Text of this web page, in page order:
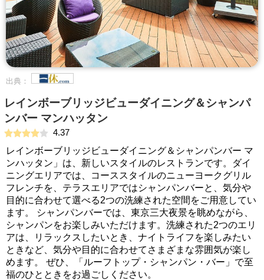
出典：
レインボーブリッジビューダイニング＆シャンパ
ンバー マンハッタン
4.37
レインボーブリッジビューダイニング＆シャンパンバー マ
ンハッタン」は、新しいスタイルのレストランです。ダイ
ニングエリアでは、コーススタイルのニューヨークグリル
フレンチを、テラスエリアではシャンパンバーと、気分や
目的に合わせて選べる2つの洗練された空間をご用意してい
ます。 シャンパンバーでは、東京三大夜景を眺めながら、
シャンパンをお楽しみいただけます。洗練された2つのエリ
アは、リラックスしたいとき、ナイトライフを楽しみたい
ときなど、気分や目的に合わせてさまざまな雰囲気が楽し
めます。 ぜひ、「ルーフトップ・シャンパン・バー」で至
福のひとときをお過ごしください。